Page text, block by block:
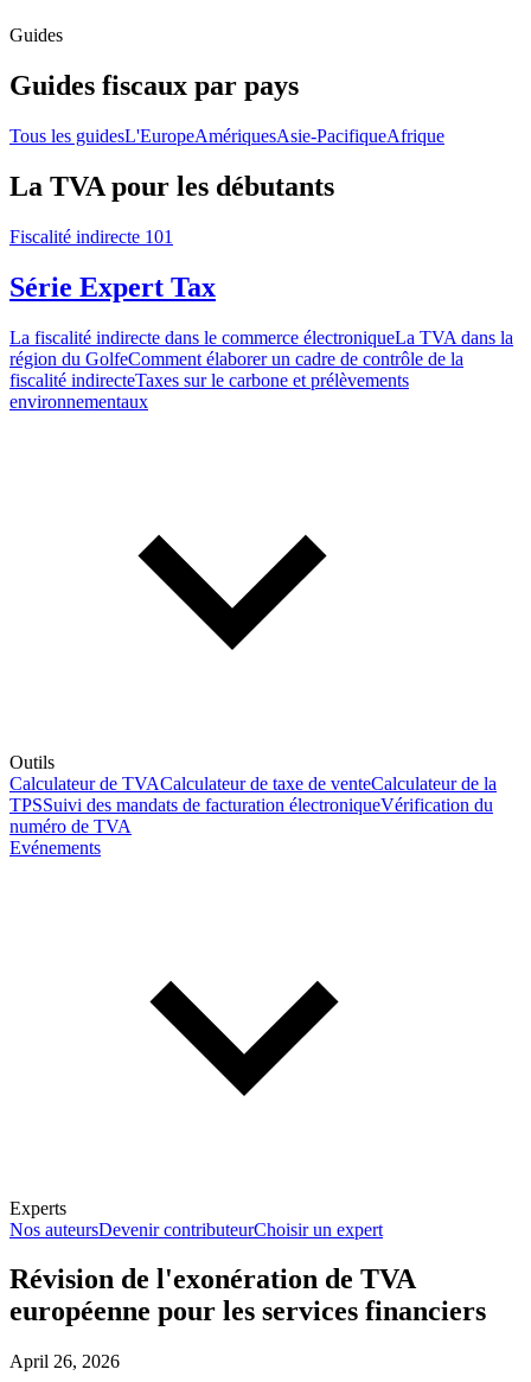
Guides
Guides fiscaux par pays
Tous les guidesL'EuropeAmériquesAsie-PacifiqueAfrique
La TVA pour les débutants
Fiscalité indirecte 101
Série Expert Tax
La fiscalité indirecte dans le commerce électroniqueLa TVA dans la
région du GolfeComment élaborer un cadre de contrôle de la
fiscalité indirecteTaxes sur le carbone et prélèvements
environnementaux
Outils
Calculateur de TVACalculateur de taxe de venteCalculateur de la
TPSSuivi des mandats de facturation électroniqueVérification du
numéro de TVA
Evénements
Experts
Nos auteursDevenir contributeurChoisir un expert
En savoir plus sur la fiscalité
Révision de l'exonération de TVA
européenne pour les services financiers
April 26, 2026